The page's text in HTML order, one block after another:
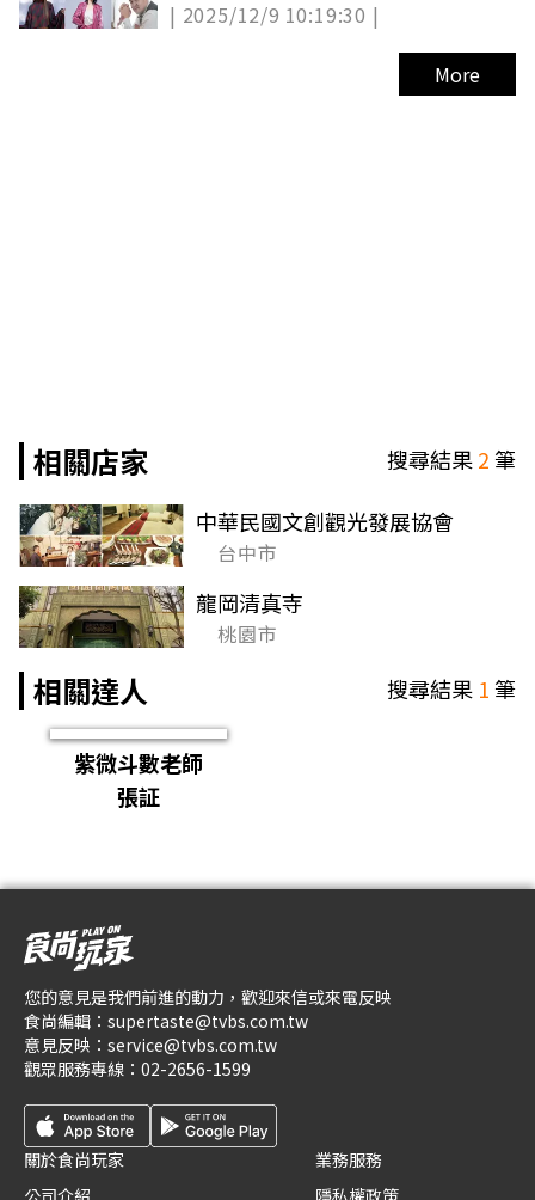
百攤市集熱鬧不間斷
| 2025/12/9 10:19:30 |
More
相關店家 搜尋結果2筆
中華民國文創觀光發展協會
台中市
龍岡清真寺
桃園市
相關達人 搜尋結果 1筆
紫微斗數老師
張証
您的意見是我們前進的動力，歡迎來信或來電反映
食尚編輯： supertaste@tvbs.com.tw
意見反映： service@tvbs.com.tw
觀眾服務專線： 02-2656-1599
關於食尚玩家
公司介紹
業務服務
隱私權政策